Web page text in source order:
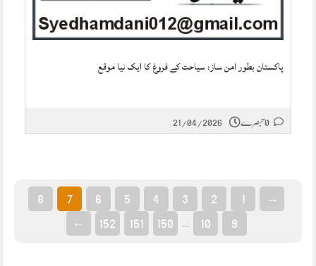
پاکستان بطور امن ساز: سیاحت کے فروغ کا ایک نیا موقع
21/04/2026
→
1
2
3
4
5
6
7
8
9
10
150
151
152
←